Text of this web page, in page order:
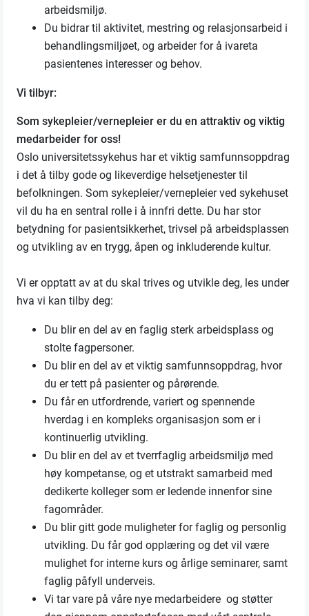
arbeidsmiljø.
Du bidrar til aktivitet, mestring og relasjonsarbeid i
behandlingsmiljøet, og arbeider for å ivareta
pasientenes interesser og behov.
Vi tilbyr:
Som sykepleier/vernepleier er du en attraktiv og viktig
medarbeider for oss!
Oslo universitetssykehus har et viktig samfunnsoppdrag
i det å tilby gode og likeverdige helsetjenester til
befolkningen. Som sykepleier/vernepleier ved sykehuset
vil du ha en sentral rolle i å innfri dette. Du har stor
betydning for pasientsikkerhet, trivsel på arbeidsplassen
og utvikling av en trygg, åpen og inkluderende kultur.
Vi er opptatt av at du skal trives og utvikle deg, les under
hva vi kan tilby deg:
Du blir en del av en faglig sterk arbeidsplass og
stolte fagpersoner.
Du blir en del av et viktig samfunnsoppdrag, hvor
du er tett på pasienter og pårørende.
Du får en utfordrende, variert og spennende
hverdag i en kompleks organisasjon som er i
kontinuerlig utvikling.
Du blir en del av et tverrfaglig arbeidsmiljø med
høy kompetanse, og et utstrakt samarbeid med
dedikerte kolleger som er ledende innenfor sine
fagområder.
Du blir gitt gode muligheter for faglig og personlig
utvikling. Du får god opplæring og det vil være
mulighet for interne kurs og årlige seminarer, samt
faglig påfyll underveis.
Vi tar vare på våre nye medarbeidere og støtter